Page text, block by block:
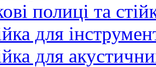
полиці та
для
для